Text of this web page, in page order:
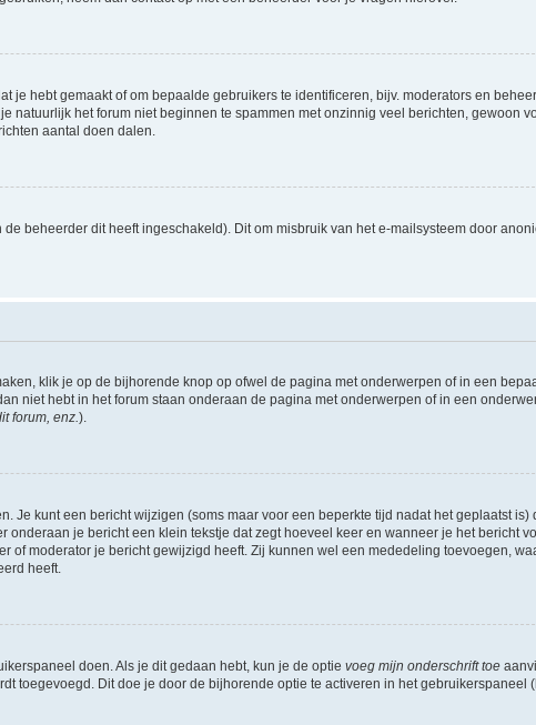
hebt gemaakt of om bepaalde gebruikers te identificeren, bijv. moderators en
het forum niet beginnen te spammen met onzinnig veel berichten, gewoon
aantal doen dalen.
beheerder dit heeft ingeschakeld). Dit om misbruik van het e-mailsysteem door
klik je op de bijhorende knop op ofwel de pagina met onderwerpen of in een
niet hebt in het forum staan onderaan de pagina met onderwerpen of in een
forum, enz.).
kunt een bericht wijzigen (soms maar voor een beperkte tijd nadat het geplaatst is)
je bericht een klein tekstje dat zegt hoeveel keer en wanneer je het bericht
moderator je bericht gewijzigd heeft. Zij kunnen wel een mededeling toevoegen,
heeft.
doen. Als je dit gedaan hebt, kun je de optie voeg mijn onderschrift toe
toegevoegd. Dit doe je door de bijhorende optie te activeren in het gebruikerspaneel